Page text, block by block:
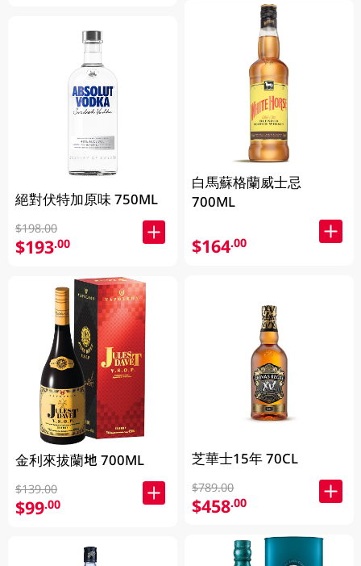
絕對伏特加原味 750ML
$198.00
$193.00
金利來拔蘭地 700ML
$139.00
$99.00
白馬蘇格蘭威士忌
700ML
$164.00
芝華士15年 70CL
$789.00
$458.00